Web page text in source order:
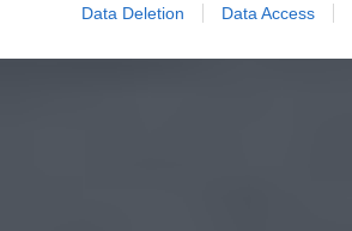
Data Deletion Data Access